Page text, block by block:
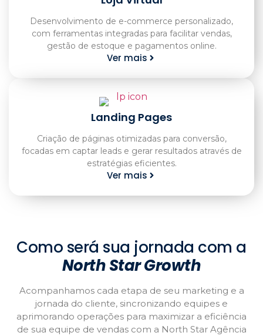
Desenvolvimento de e-commerce personalizado,
com ferramentas integradas para facilitar vendas,
gestão de estoque e pagamentos online.
Ver mais
Landing Pages
Criação de páginas otimizadas para conversão,
focadas em captar leads e gerar resultados através de
estratégias eficientes.
Ver mais
Como será sua jornada com a
North Star Growth
Acompanhamos cada etapa de seu marketing e a
jornada do cliente, sincronizando equipes e
aprimorando operações para maximizar a eficiência
de sua equipe de vendas com a North Star Agência